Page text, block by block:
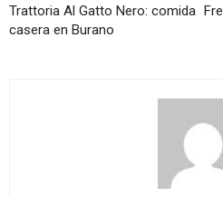
Trattoria Al Gatto Nero: comida
casera en Burano